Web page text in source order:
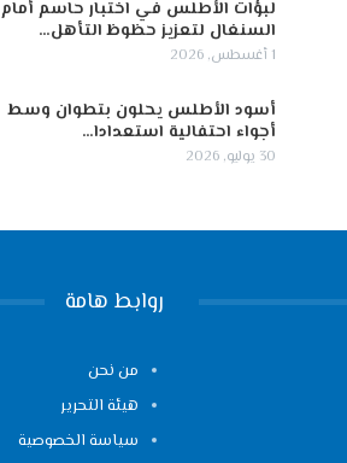
لبؤات الأطلس في اختبار حاسم أمام
السنغال لتعزيز حظوظ التأهل…
1 أغسطس, 2026
أسود الأطلس يحلون بتطوان وسط
أجواء احتفالية استعدادا…
30 يوليو, 2026
روابط هامة
من نحن
هيئة التحرير
سياسة الخصوصية